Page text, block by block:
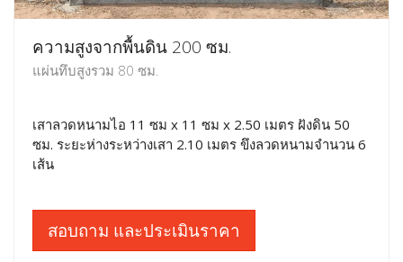
ความสูงจากพื้นดิน 200 ซม.
แผ่นทึบสูงรวม 80 ซม.
เสาลวดหนามไอ 11 ซม x 11 ซม x 2.50 เมตร ฝังดิน 50
ซม. ระยะห่างระหว่างเสา 2.10 เมตร ขึงลวดหนามจำนวน 6
เส้น
สอบถาม และประเมินราคา